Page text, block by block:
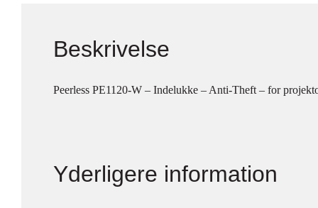
Beskrivelse
Peerless PE1120-W – Indelukke – Anti-Theft – for
Yderligere information